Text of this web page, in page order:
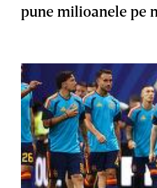
pune milioanele pe